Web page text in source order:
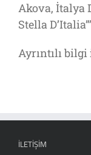
Akova, İtalya
Stella
Ayrıntılı
İLETIŞIM